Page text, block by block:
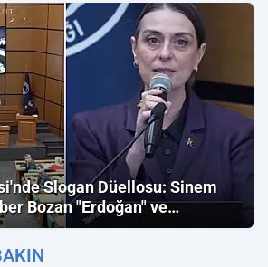
Slogan Düellosu: Sinem
Bozan "Erdoğan" ve